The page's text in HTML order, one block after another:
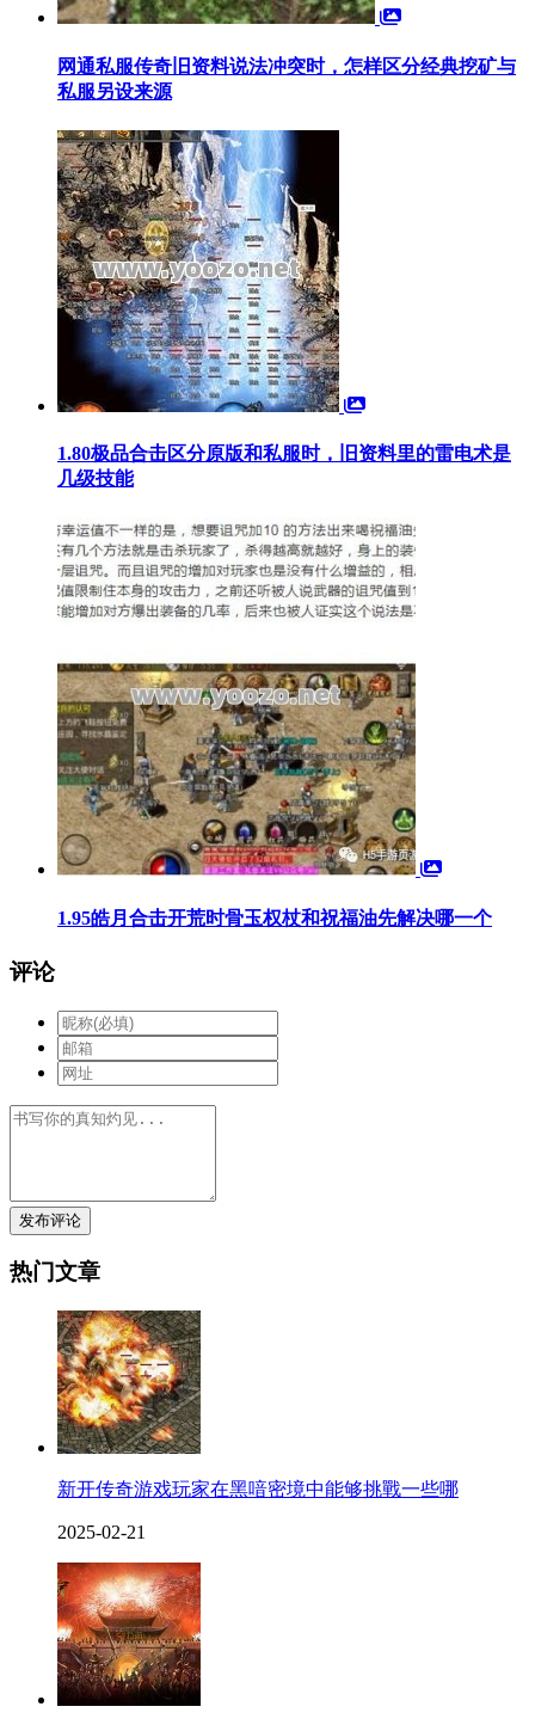
网通私服传奇旧资料说法冲突时，怎样区分经典挖矿与
私服另设来源
1.80极品合击区分原版和私服时，旧资料里的雷电术是
几级技能
1.95皓月合击开荒时骨玉权杖和祝福油先解决哪一个
评论
发布评论
热门文章
新开传奇游戏玩家在黑喑密境中能够挑戰一些哪
2025-02-21